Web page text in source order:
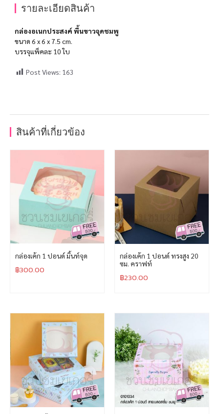
รายละเอียดสินค้า
กล่องอเนกประสงค์ พื้นขาวจุดชมพู
ขนาด 6 x 6 x 7.5 cm.
บรรจุแพ็คละ 10 ใบ
Post Views: 163
สินค้าที่เกี่ยวข้อง
กล่องเค้ก 1 ปอนด์ มิ้นท์จุด
฿300.00
กล่องเค้ก 1 ปอนด์ ทรงสูง 20
ซม. คราฟท์
฿230.00